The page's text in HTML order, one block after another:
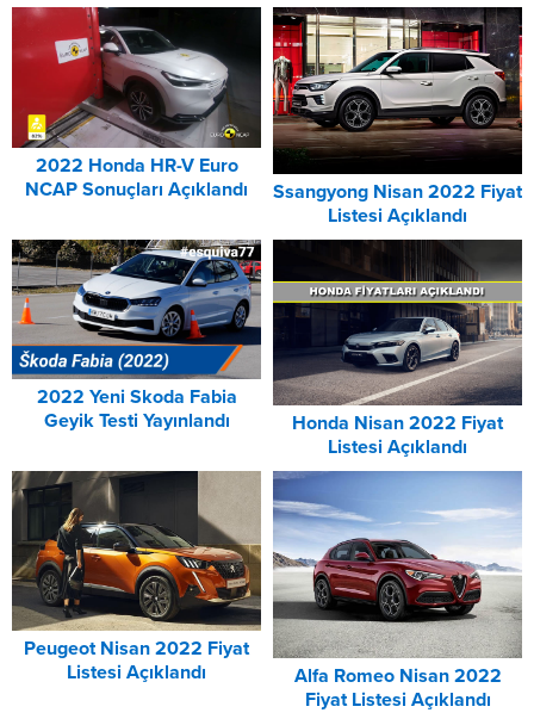
2022 Honda HR-V Euro
NCAP Sonuçları Açıklandı
Ssangyong Nisan 2022 Fiyat
Listesi Açıklandı
2022 Yeni Skoda Fabia
Geyik Testi Yayınlandı
Honda Nisan 2022 Fiyat
Listesi Açıklandı
Peugeot Nisan 2022 Fiyat
Listesi Açıklandı
Alfa Romeo Nisan 2022
Fiyat Listesi Açıklandı